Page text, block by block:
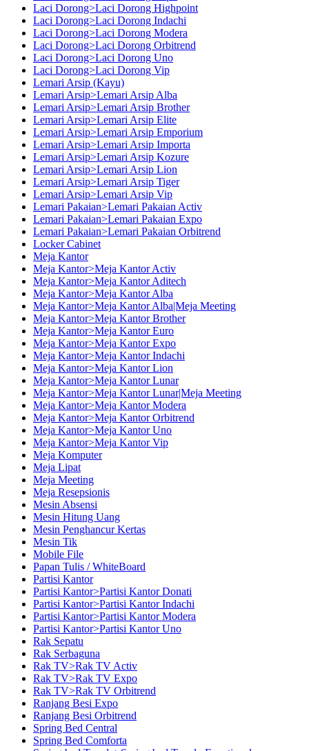
Laci Dorong>Laci Dorong Highpoint
Laci Dorong>Laci Dorong Indachi
Laci Dorong>Laci Dorong Modera
Laci Dorong>Laci Dorong Orbitrend
Laci Dorong>Laci Dorong Uno
Laci Dorong>Laci Dorong Vip
Lemari Arsip (Kayu)
Lemari Arsip>Lemari Arsip Alba
Lemari Arsip>Lemari Arsip Brother
Lemari Arsip>Lemari Arsip Elite
Lemari Arsip>Lemari Arsip Emporium
Lemari Arsip>Lemari Arsip Importa
Lemari Arsip>Lemari Arsip Kozure
Lemari Arsip>Lemari Arsip Lion
Lemari Arsip>Lemari Arsip Tiger
Lemari Arsip>Lemari Arsip Vip
Lemari Pakaian>Lemari Pakaian Activ
Lemari Pakaian>Lemari Pakaian Expo
Lemari Pakaian>Lemari Pakaian Orbitrend
Locker Cabinet
Meja Kantor
Meja Kantor>Meja Kantor Activ
Meja Kantor>Meja Kantor Aditech
Meja Kantor>Meja Kantor Alba
Meja Kantor>Meja Kantor Alba|Meja Meeting
Meja Kantor>Meja Kantor Brother
Meja Kantor>Meja Kantor Euro
Meja Kantor>Meja Kantor Expo
Meja Kantor>Meja Kantor Indachi
Meja Kantor>Meja Kantor Lion
Meja Kantor>Meja Kantor Lunar
Meja Kantor>Meja Kantor Lunar|Meja Meeting
Meja Kantor>Meja Kantor Modera
Meja Kantor>Meja Kantor Orbitrend
Meja Kantor>Meja Kantor Uno
Meja Kantor>Meja Kantor Vip
Meja Komputer
Meja Lipat
Meja Meeting
Meja Resepsionis
Mesin Absensi
Mesin Hitung Uang
Mesin Penghancur Kertas
Mesin Tik
Mobile File
Papan Tulis / WhiteBoard
Partisi Kantor
Partisi Kantor>Partisi Kantor Donati
Partisi Kantor>Partisi Kantor Indachi
Partisi Kantor>Partisi Kantor Modera
Partisi Kantor>Partisi Kantor Uno
Rak Sepatu
Rak Serbaguna
Rak TV>Rak TV Activ
Rak TV>Rak TV Expo
Rak TV>Rak TV Orbitrend
Ranjang Besi Expo
Ranjang Besi Orbitrend
Spring Bed Central
Spring Bed Comforta